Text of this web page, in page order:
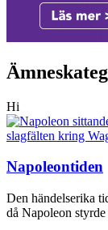
Hi
Napoleontiden
Den händelserika
då Napoleon